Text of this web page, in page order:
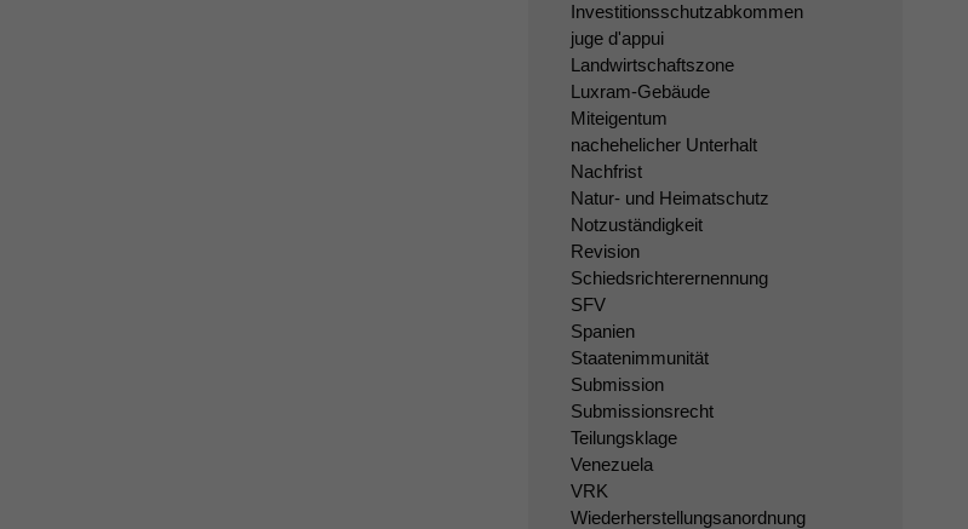
Investitionsschutzabkommen
juge d'appui
Landwirtschaftszone
Luxram-Gebäude
Miteigentum
nachehelicher Unterhalt
Nachfrist
Natur- und Heimatschutz
Notzuständigkeit
Revision
Schiedsrichterernennung
SFV
Spanien
Staatenimmunität
Submission
Submissionsrecht
Teilungsklage
Venezuela
VRK
Wiederherstellungsanordnung